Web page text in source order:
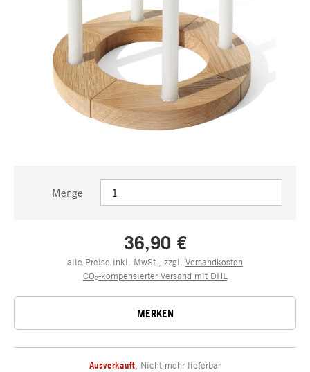
Menge
36,90 €
alle Preise inkl. MwSt., zzgl. Versandkosten
CO₂-kompensierter Versand mit DHL
MERKEN
Ausverkauft Nicht mehr lieferbar